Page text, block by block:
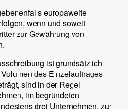
europaweite
wenn und soweit
zur Gewährung von
ist grundsätzlich
des Einzelauftrages
sind in der Regel
im begründeten
drei Unternehmen, zur